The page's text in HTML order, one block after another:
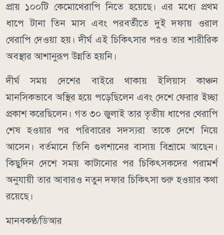
প্রায় ১০০টি কেমোথেরাপি নিতে হয়েছে। এর মধ্যে প্রথম
ধাপে টানা তিন মাস এবং পরবর্তীতে দুই দফায় ওরাল
থেরাপি দেওয়া হয়। দীর্ঘ এই চিকিৎসার পরও তার শারীরিক
অবস্থার আশানুরূপ উন্নতি হয়নি।
দীর্ঘ সময় দেশের বাইরে থাকায় ইলিয়াস কাঞ্চন
মানসিকভাবে অস্থির হয়ে পড়েছিলেন এবং দেশে ফেরার ইচ্ছা
প্রকাশ করেছিলেন। গত ৩০ জুলাই তার তৃতীয় ধাপের থেরাপি
শেষ হওয়ার পর পরিবারের সদস্যরা তাকে দেশে নিয়ে
আসেন। বর্তমানে তিনি গুলশানের বাসায় বিশ্রামে আছেন।
কিছুদিন দেশে সময় কাটানোর পর চিকিৎসকদের পরামর্শ
অনুযায়ী তার আবারও নতুন দফার চিকিৎসা শুরু হওয়ার কথা
রয়েছে।
মানবকণ্ঠ/ডিআর